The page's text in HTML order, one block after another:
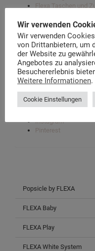
Flexa Taschen und
Der Flexa Möbel Blog
Über kindermoebel-
Instagram-
Facebook-
Facebook
Instagram
Pinterest
Popsicle by FLEXA
FLEXA Baby
FLEXA Play
FLEXA White System
Wir verwenden
Wir verwenden
von Drittanbietern, um
der Website zu
Angebotes zu
Besuchererlebnis
Weitere Informationen.
Cookie Einstellungen